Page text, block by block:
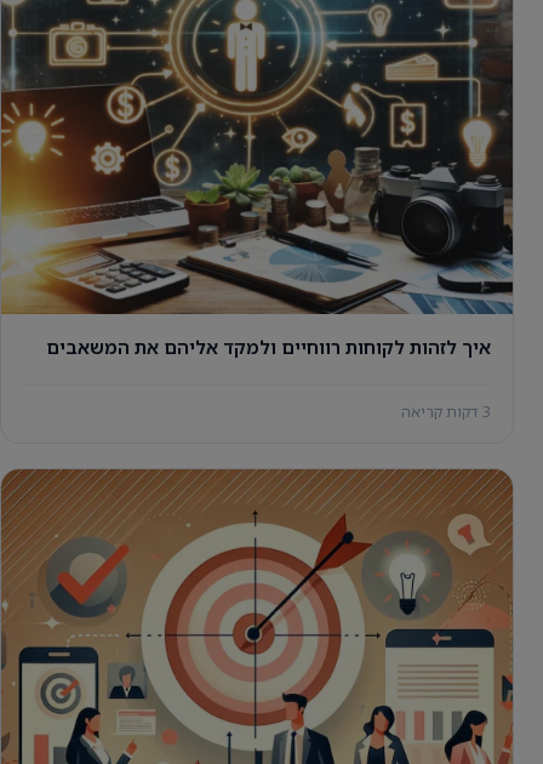
איך לזהות לקוחות רווחיים ולמקד אליהם את המשאבים
3 דקות קריאה